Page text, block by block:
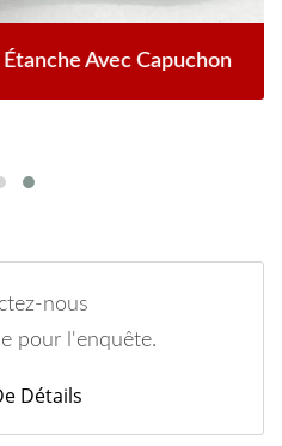
Avec Capuchon
nous
pour l'enquête.
Détails